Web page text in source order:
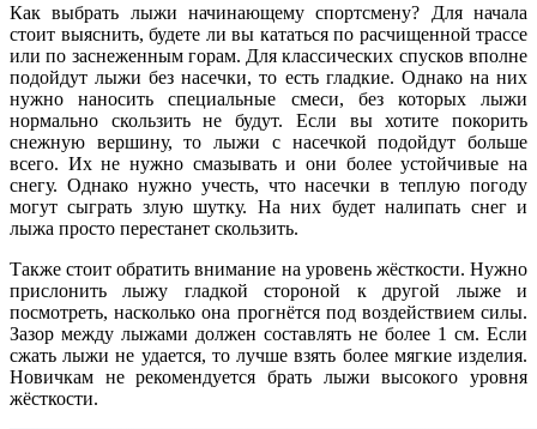
Как выбрать лыжи начинающему спортсмену? Для начала
стоит выяснить, будете ли вы кататься по расчищенной трассе
или по заснеженным горам. Для классических спусков вполне
подойдут лыжи без насечки, то есть гладкие. Однако на них
нужно наносить специальные смеси, без которых лыжи
нормально скользить не будут. Если вы хотите покорить
снежную вершину, то лыжи с насечкой подойдут больше
всего. Их не нужно смазывать и они более устойчивые на
снегу. Однако нужно учесть, что насечки в теплую погоду
могут сыграть злую шутку. На них будет налипать снег и
лыжа просто перестанет скользить.
Также стоит обратить внимание на уровень жёсткости. Нужно
прислонить лыжу гладкой стороной к другой лыже и
посмотреть, насколько она прогнётся под воздействием силы.
Зазор между лыжами должен составлять не более 1 см. Если
сжать лыжи не удается, то лучше взять более мягкие изделия.
Новичкам не рекомендуется брать лыжи высокого уровня
жёсткости.